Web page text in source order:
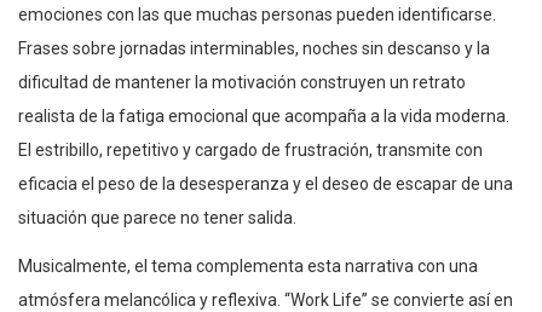
emociones con las que muchas personas pueden identificarse.
Frases sobre jornadas interminables, noches sin descanso y la
dificultad de mantener la motivación construyen un retrato
realista de la fatiga emocional que acompaña a la vida moderna.
El estribillo, repetitivo y cargado de frustración, transmite con
eficacia el peso de la desesperanza y el deseo de escapar de una
situación que parece no tener salida.
Musicalmente, el tema complementa esta narrativa con una
atmósfera melancólica y reflexiva. “Work Life” se convierte así en